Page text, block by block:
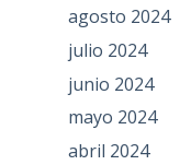
agosto 2024
julio 2024
junio 2024
mayo 2024
abril 2024